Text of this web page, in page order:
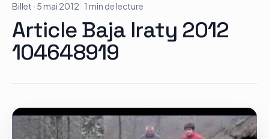
RZR
ATV
RGR
Tous les modèles
Billet · 5 mai 2012 · 1 min de lecture
Article Baja Iraty 2012
104648919